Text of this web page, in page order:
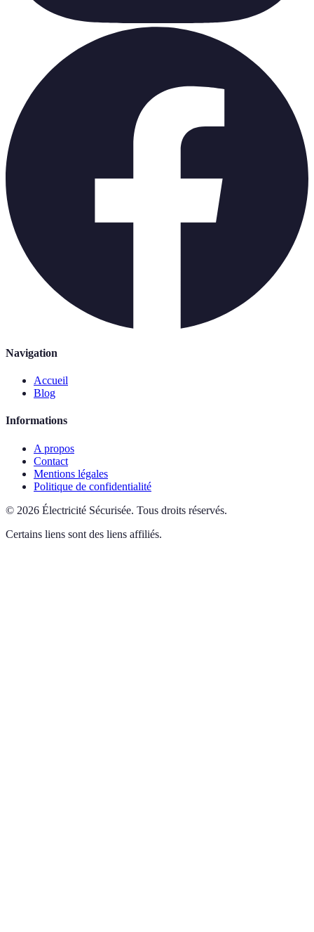
Navigation
Accueil
Blog
Informations
A propos
Contact
Mentions légales
Politique de confidentialité
© 2026 Électricité Sécurisée. Tous droits réservés.
Certains liens sont des liens affiliés.